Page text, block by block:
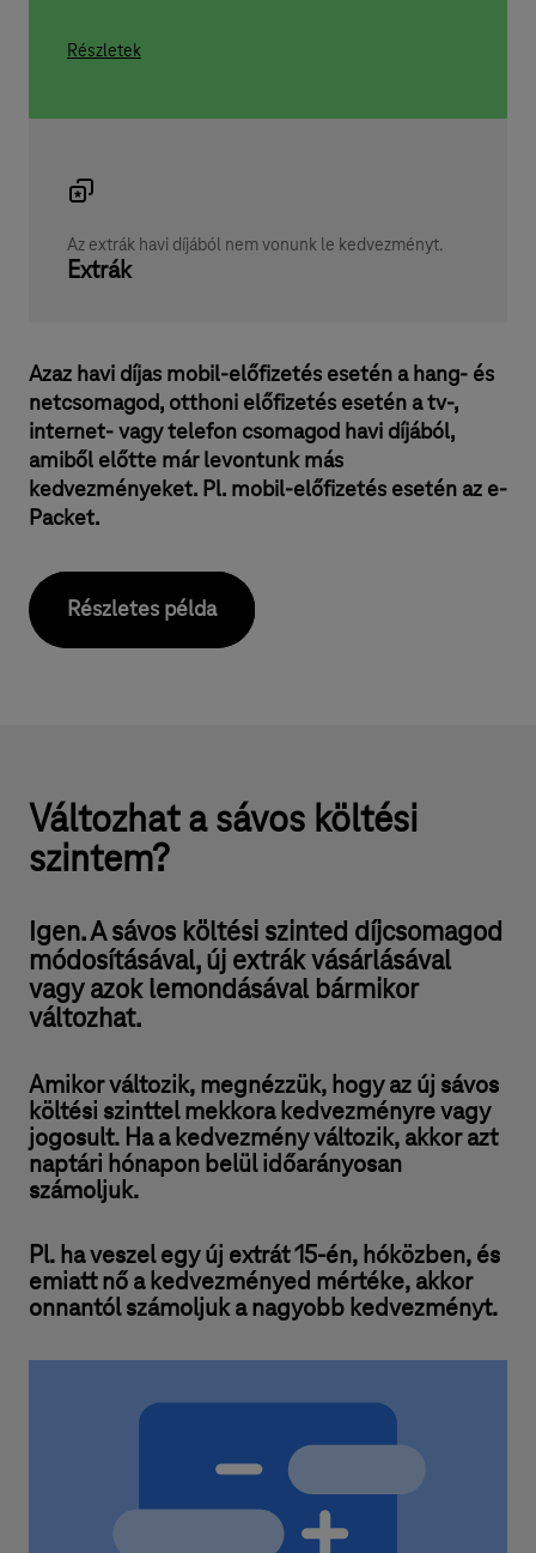
Részletek
Az extrák havi díjából nem vonunk le kedvezményt.
Extrák
Azaz havi díjas mobil-előfizetés esetén a hang- és
netcsomagod, otthoni előfizetés esetén a tv-,
internet- vagy telefon csomagod havi díjából,
amiből előtte már levontunk más
kedvezményeket. Pl. mobil-előfizetés esetén az e-
Packet.
Részletes példa
Változhat a sávos költési
szintem?
Igen. A sávos költési szinted díjcsomagod
módosításával, új extrák vásárlásával
vagy azok lemondásával bármikor
változhat.
Amikor változik, megnézzük, hogy az új sávos
költési szinttel mekkora kedvezményre vagy
jogosult. Ha a kedvezmény változik, akkor azt
naptári hónapon belül időarányosan
számoljuk.
Pl. ha veszel egy új extrát 15-én, hóközben, és
emiatt nő a kedvezményed mértéke, akkor
onnantól számoljuk a nagyobb kedvezményt.